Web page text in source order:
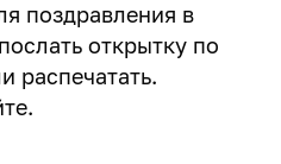
поздравления в
открытку по
распечатать.